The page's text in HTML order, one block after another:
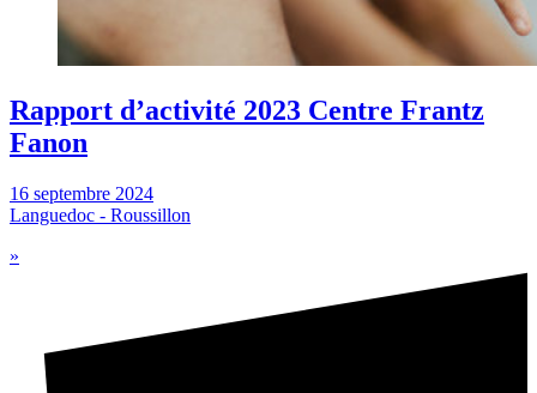
Rapport d’activité 2023 Centre Frantz
Fanon
16 septembre 2024
Languedoc - Roussillon
»